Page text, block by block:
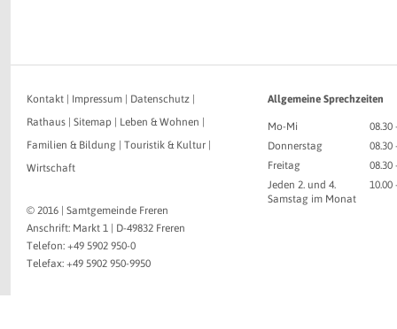
Kontakt Impressum Datenschutz
Rathaus
Sitemap Leben & Wohnen
Familien & Bildung
Touristik & Kultur
Wirtschaft
© 2016 | Samtgemeinde Freren
Anschrift: Markt 1 | D-49832 Freren
Telefon: +49 5902 950-0
Telefax: +49 5902 950-9950
Allgemeine Sprechzeiten
Mo-Mi
08.30
Donnerstag
08.30
Freitag
08.30
Jeden 2. und 4.
Samstag im Monat